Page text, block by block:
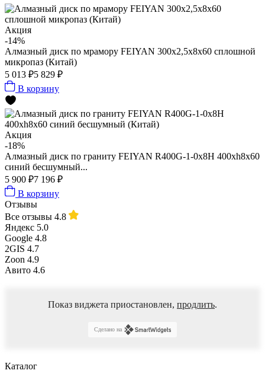
Акция
-14%
Алмазный диск по мрамору FEIYAN 300х2,5х8х60 сплошной
микропаз (Китай)
5 013 ₽5 829 ₽
В корзину
Акция
-18%
Алмазный диск по граниту FEIYAN R400G-1-0х8Н 400xh8x60
синий бесшумный...
5 900 ₽7 196 ₽
В корзину
Отзывы
Все отзывы 4.8
Яндекс 5.0
Google 4.8
2GIS 4.7
Zoon 4.9
Авито 4.6
Показ виджета приостановлен, продлить.
Сделано на
Каталог